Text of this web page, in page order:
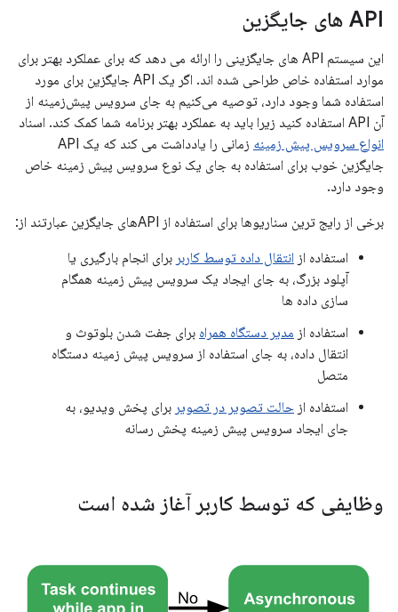
API های جایگزین
این سیستم API های جایگزینی را ارائه می دهد که برای عملکرد بهتر برای
موارد استفاده خاص طراحی شده اند. اگر یک API جایگزین برای مورد
استفاده شما وجود دارد، توصیه می‌کنیم به جای سرویس پیش‌زمینه از
آن API استفاده کنید زیرا باید به عملکرد بهتر برنامه شما کمک کند. اسناد
انواع سرویس پیش زمینه
زمانی را یادداشت می کند که یک API
جایگزین خوب برای استفاده به جای یک نوع سرویس پیش زمینه خاص
وجود دارد.
برخی از رایج ترین سناریوها برای استفاده از APIهای جایگزین عبارتند از:
استفاده از انتقال داده توسط کاربر برای انجام بارگیری یا
آپلود بزرگ، به جای ایجاد یک سرویس پیش زمینه همگام
سازی داده ها
استفاده از مدیر دستگاه همراه برای جفت شدن بلوتوث و
انتقال داده، به جای استفاده از سرویس پیش زمینه دستگاه
متصل
استفاده از حالت تصویر در تصویر برای پخش ویدیو، به
جای ایجاد سرویس پیش زمینه پخش رسانه
وظایفی که توسط کاربر آغاز شده است